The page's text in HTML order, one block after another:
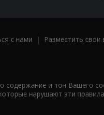
с нами | Разместить
и тон Вашего
нарушают эти